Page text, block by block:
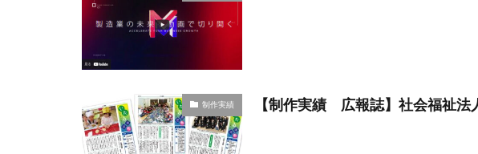
制作実績 【制作実績 広報誌】社会福祉法